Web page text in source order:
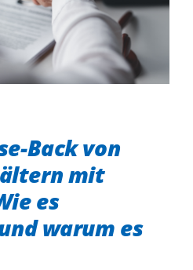
Back von
mit
es
warum es